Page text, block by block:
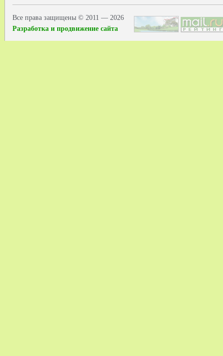
Все права защищены © 2011 — 2026
Разработка и продвижение сайта